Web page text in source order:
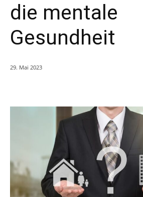
die mentale
Gesundheit
29. Mai 2023